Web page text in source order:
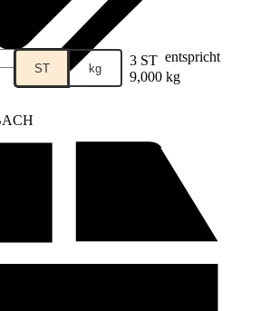
ST kg 3 ST entspricht
9,000 kg